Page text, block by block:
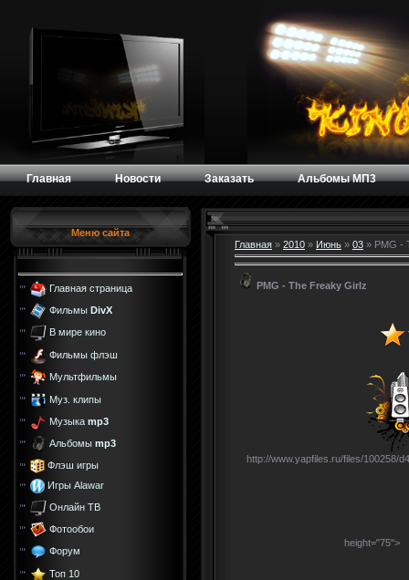
Главная Новости Заказать Альбомы МП3
Меню сайта
Главная страница
Фильмы DivX
В мире кино
Фильмы флэш
Мультфильмы
Муз. клипы
Музыка mp3
Альбомы mp3
Флэш игры
Игры Alawar
Онлайн ТВ
Фотообои
Форум
Топ 10
Главная » 2010 » Июнь » 03 » PMG -
PMG - The Freaky Girlz
http://www.yapfiles.ru/files/100258/
height="75">